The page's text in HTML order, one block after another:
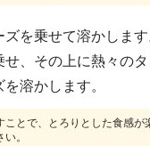
を乗せて溶かしま
せ、その上に熱々の
溶かします。
とで、とろりとした食感が
。